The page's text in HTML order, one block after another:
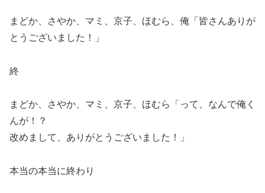
まどか、さやか、マミ、京子、ほむら、俺「皆さんありが
とうございました！」
終
まどか、さやか、マミ、京子、ほむら「って、なんで俺く
んが！？
改めまして、ありがとうございました！」
本当の本当に終わり